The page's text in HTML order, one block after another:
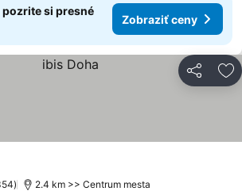
si presné
Zobraziť ceny
Zdieľať
2.4 km >> Centrum mesta